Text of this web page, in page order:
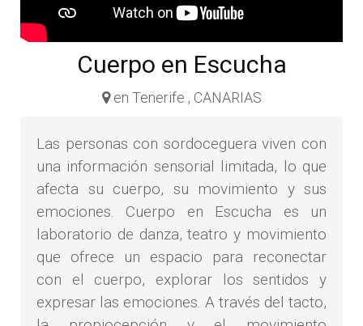
Cuerpo en Escucha
en Tenerife , CANARIAS
Las personas con sordoceguera viven con
una información sensorial limitada, lo que
afecta su cuerpo, su movimiento y sus
emociones. Cuerpo en Escucha es un
laboratorio de danza, teatro y movimiento
que ofrece un espacio para reconectar
con el cuerpo, explorar los sentidos y
expresar las emociones. A través del tacto,